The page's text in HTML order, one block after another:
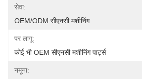
सेवा:
OEM/ODM सीएनसी मशीनिंग
पर लागू:
कोई भी OEM सीएनसी मशीनिंग पार्ट्स
नमूना: